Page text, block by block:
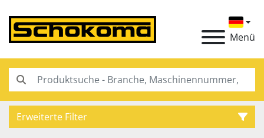
Menü
Erweiterte Filter